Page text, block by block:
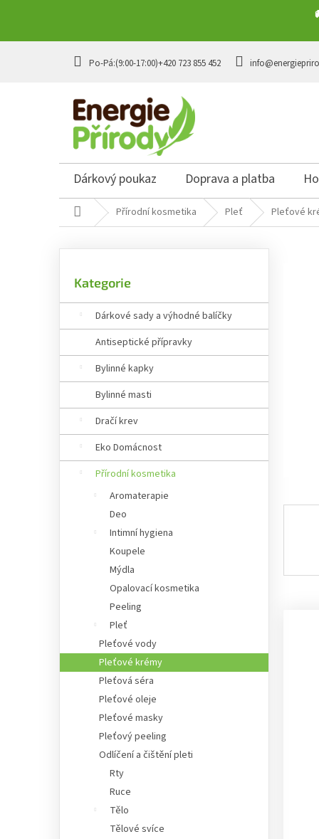
+420 723 855 452
Dárkový poukaz Doprava a platba
Domů Přírodní kosmetika Pleť Pleťové
Kategorie
Dárkové sady a výhodné balíčky
Antiseptické přípravky
Bylinné kapky
Bylinné masti
Dračí krev
Eko Domácnost
Přírodní kosmetika
Aromaterapie
Deo
Intimní hygiena
Koupele
Mýdla
Opalovací kosmetika
Peeling
Pleť
Pleťové vody
Pleťové krémy
Pleťová séra
Pleťové oleje
Pleťové masky
Pleťový peeling
Odlíčení a čištění pleti
Rty
Ruce
Tělo
Tělové svíce